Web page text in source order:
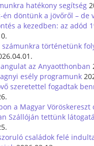
hatékony segítség
én döntünk a jövőről – de
a kezedben: az adód
számunkra történetünk
az Anyaotthonban
esély programunk
szeretettel fogadtak
a Magyar Vöröskereszt
Szállóján tettünk
családok felé